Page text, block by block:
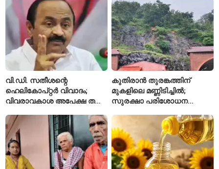
ഇപ്പോഴും കുറവ്
വി.ഡി. സതീശന്റെ
ഹെലികോപ്റ്റർ വിവാദം;
വിവരാവകാശ അപേക്ഷ തള്ളി
കുതിരാൻ തുരങ്കത്തിന്
മുകളിലെ മണ്ണിടിച്ചിൽ;
സുരക്ഷാ പരിശോധന